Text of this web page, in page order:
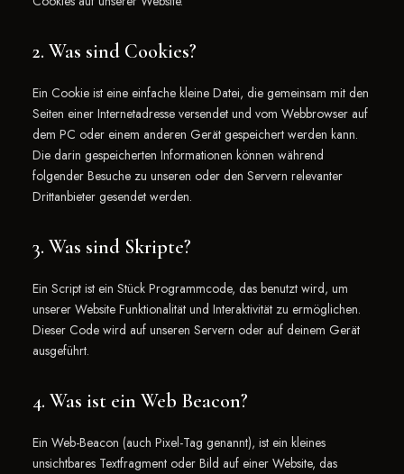
2. Was sind Cookies?
Ein Cookie ist eine einfache kleine Datei, die gemeinsam mit den
Seiten einer Internetadresse versendet und vom Webbrowser auf
dem PC oder einem anderen Gerät gespeichert werden kann.
Die darin gespeicherten Informationen können während
folgender Besuche zu unseren oder den Servern relevanter
Drittanbieter gesendet werden.
3. Was sind Skripte?
Ein Script ist ein Stück Programmcode, das benutzt wird, um
unserer Website Funktionalität und Interaktivität zu ermöglichen.
Dieser Code wird auf unseren Servern oder auf deinem Gerät
ausgeführt.
4. Was ist ein Web Beacon?
Ein Web-Beacon (auch Pixel-Tag genannt), ist ein kleines
unsichtbares Textfragment oder Bild auf einer Website, das